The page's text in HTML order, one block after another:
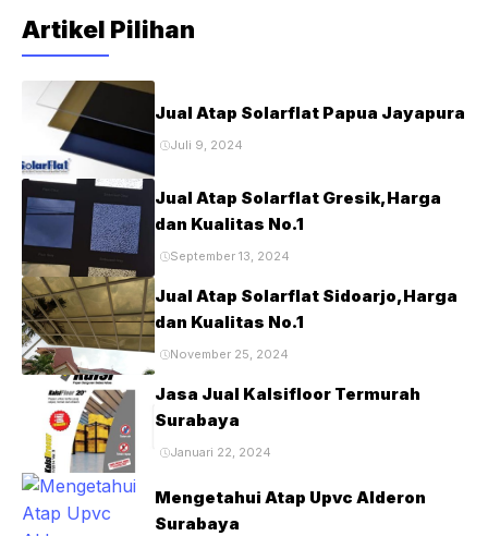
Artikel Pilihan
Jual Atap Solarflat Papua Jayapura
Juli 9, 2024
Jual Atap Solarflat Gresik,Harga
dan Kualitas No.1
September 13, 2024
Jual Atap Solarflat Sidoarjo,Harga
dan Kualitas No.1
November 25, 2024
Jasa Jual Kalsifloor Termurah
Surabaya
Januari 22, 2024
Mengetahui Atap Upvc Alderon
Surabaya